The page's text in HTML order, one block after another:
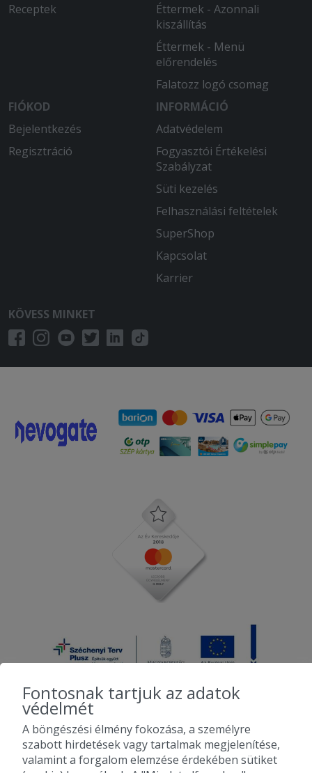
Receptek
Éttermek - Azonnali
kiszállítás
Éttermek - Menü
előrendelés
Falatozz logó csomag
FIÓKOD
Bejelentkezés
Regisztráció
INFORMÁCIÓ
Adatvédelem
Fogyasztói Értékelési
Szabályzat
Süti kezelés
Felhasználási feltételek
SuperShop
Kapcsolat
Karrier
KÖVESS MINKET
2010-2026 Copyright - Falatozz.hu - Diston-line Kft.
Pizza, gyros, hamburger, menük kedvező áron, egy helyen az összes
Fontosnak tartjuk az adatok
védelmét
A böngészési élmény fokozása, a személyre
szabott hirdetések vagy tartalmak megjelenítése,
valamint a forgalom elemzése érdekében sütiket